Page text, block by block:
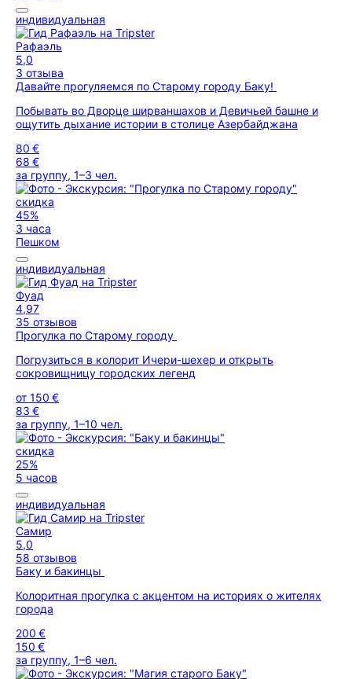
индивидуальная
Рафаэль
5,0
3 отзыва
Давайте прогуляемся по Старому городу Баку!
Побывать во Дворце ширваншахов и Девичьей башне и
ощутить дыхание истории в столице Азербайджана
80 €
68 €
за группу, 1–3 чел.
скидка
45%
3 часа
Пешком
индивидуальная
Фуад
4,97
35 отзывов
Прогулка по Старому городу
Погрузиться в колорит Ичери-шехер и открыть
сокровищницу городских легенд
от 150 €
83 €
за группу, 1–10 чел.
скидка
25%
5 часов
индивидуальная
Самир
5,0
58 отзывов
Баку и бакинцы
Колоритная прогулка с акцентом на историях о жителях
города
200 €
150 €
за группу, 1–6 чел.